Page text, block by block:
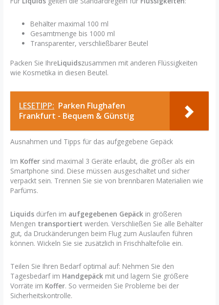
Behälter maximal 100 ml
Gesamtmenge bis 1000 ml
Transparenter, verschließbarer Beutel
Packen Sie IhreLiquidszusammen mit anderen Flüssigkeiten
wie Kosmetika in diesen Beutel.
LESETIPP: Parken Flughafen
Frankfurt - Bequem & Günstig
Ausnahmen und Tipps für das aufgegebene Gepäck
Im Koffer sind maximal 3 Geräte erlaubt, die größer als ein
Smartphone sind. Diese müssen ausgeschaltet und sicher
verpackt sein. Trennen Sie sie von brennbaren Materialien wie
Parfüms.
Liquids dürfen im aufgegebenen Gepäck in größeren
Mengen transportiert werden. Verschließen Sie alle Behälter
gut, da Druckänderungen beim Flug zum Auslaufen führen
können. Wickeln Sie sie zusätzlich in Frischhaltefolie ein.
Teilen Sie Ihren Bedarf optimal auf: Nehmen Sie den
Tagesbedarf im Handgepäck mit und lagern Sie größere
Vorräte im Koffer. So vermeiden Sie Probleme bei der
Sicherheitskontrolle.